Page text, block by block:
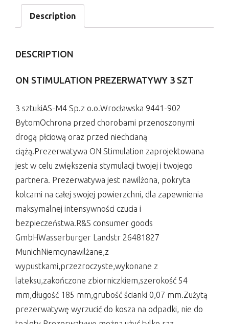
Description
DESCRIPTION
ON STIMULATION PREZERWATYWY 3 SZT
3 sztukiAS-M4 Sp.z o.o.Wrocławska 9441-902
BytomOchrona przed chorobami przenoszonymi
drogą płciową oraz przed niechcianą
ciążą.Prezerwatywa ON Stimulation zaprojektowana
jest w celu zwiększenia stymulacji twojej i twojego
partnera. Prezerwatywa jest nawilżona, pokryta
kolcami na całej swojej powierzchni, dla zapewnienia
maksymalnej intensywności czucia i
bezpieczeństwa.R&S consumer goods
GmbHWasserburger Landstr 26481827
MunichNiemcynawilżane,z
wypustkami,przezroczyste,wykonane z
lateksu,zakończone zbiorniczkiem,szerokość 54
mm,długość 185 mm,grubość ścianki 0,07 mm.Zużytą
prezerwatywę wyrzucić do kosza na odpadki, nie do